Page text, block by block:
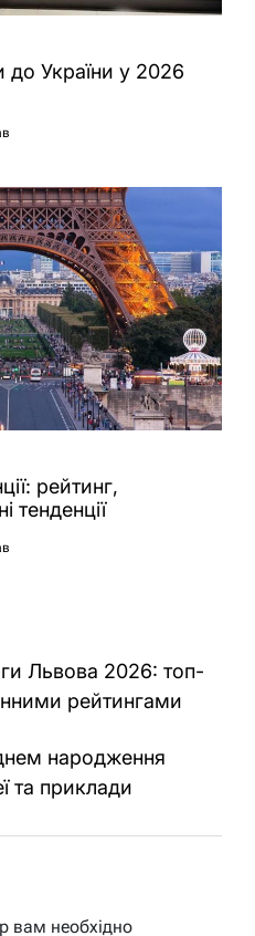
до України у 2026
рейтинг,
тенденції
Львова 2026: топ-
рейтингами
народження
та приклади
вам необхідно